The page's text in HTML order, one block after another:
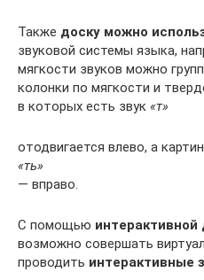
Также доску можно
звуковой системы языка,
мягкости звуков можно
колонки по мягкости и
в которых есть звук «т»
отодвигается влево, а
«ть»
— вправо.
С помощью интерактивной
возможно совершать
проводить интерактивные